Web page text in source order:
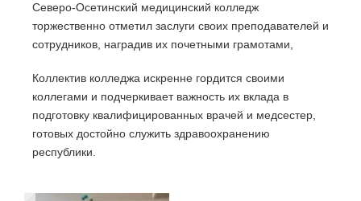
Северо-Осетинский медицинский колледж
торжественно отметил заслуги своих преподавателей и
сотрудников, наградив их почетными грамотами,
Коллектив колледжа искренне гордится своими
коллегами и подчеркивает важность их вклада в
подготовку квалифицированных врачей и медсестер,
готовых достойно служить здравоохранению
республики.